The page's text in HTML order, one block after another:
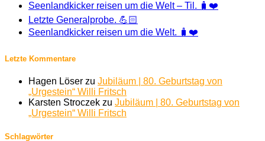
Seenlandkicker reisen um die Welt – Til. 🧳❤️
Letzte Generalprobe. 💪🏻
Seenlandkicker reisen um die Welt. 🧳❤️
Letzte Kommentare
Hagen Löser zu Jubiläum | 80. Geburtstag von
„Urgestein“ Willi Fritsch
Karsten Stroczek zu Jubiläum | 80. Geburtstag von
„Urgestein“ Willi Fritsch
Schlagwörter